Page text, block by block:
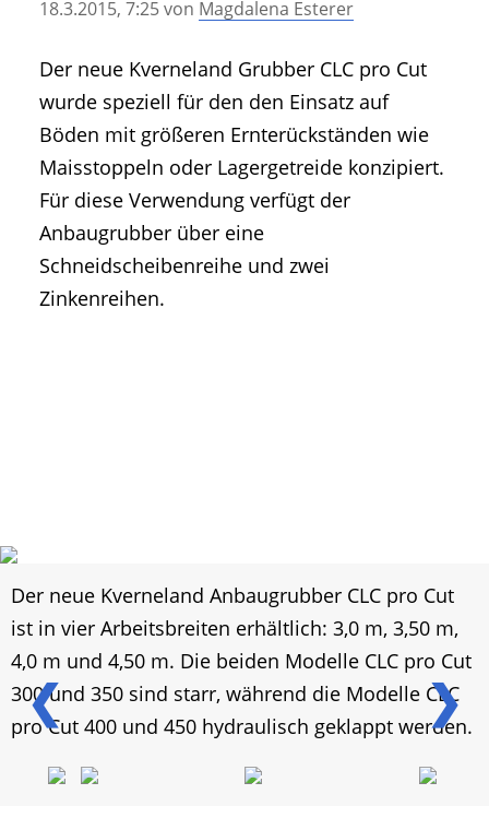
• Geschichte und Geschichten
• Mitteilung der Redaktion
• Agritechnica Neuheiten Archiv
• Artikel nach Hersteller/Marke
18.3.2015, 7:25von Magdalena Esterer
Der neue Kverneland Grubber CLC pro Cut
wurde speziell für den den Einsatz auf
Böden mit größeren Ernterückständen wie
Maisstoppeln oder Lagergetreide konzipiert.
Für diese Verwendung verfügt der
Anbaugrubber über eine
Schneidscheibenreihe und zwei
Zinkenreihen.
❮ ❯
Der neue Kverneland Anbaugrubber CLC pro Cut
ist in vier Arbeitsbreiten erhältlich: 3,0 m, 3,50 m,
4,0 m und 4,50 m. Die beiden Modelle CLC pro Cut
300 und 350 sind starr, während die Modelle CLC
pro Cut 400 und 450 hydraulisch geklappt werden.